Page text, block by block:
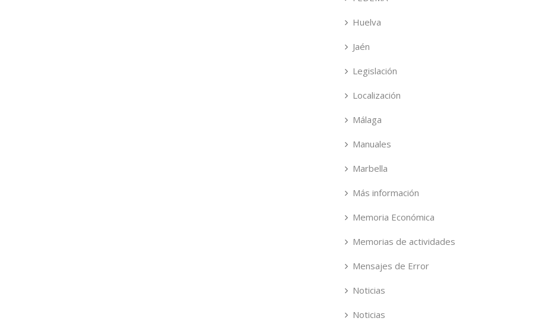
Huelva
Jaén
Legislación
Localización
Málaga
Manuales
Marbella
Más información
Memoria Económica
Memorias de actividades
Mensajes de Error
Noticias
Noticias